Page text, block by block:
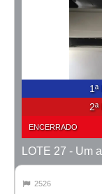
ENCERRADO
LOTE 27 - Um
2526